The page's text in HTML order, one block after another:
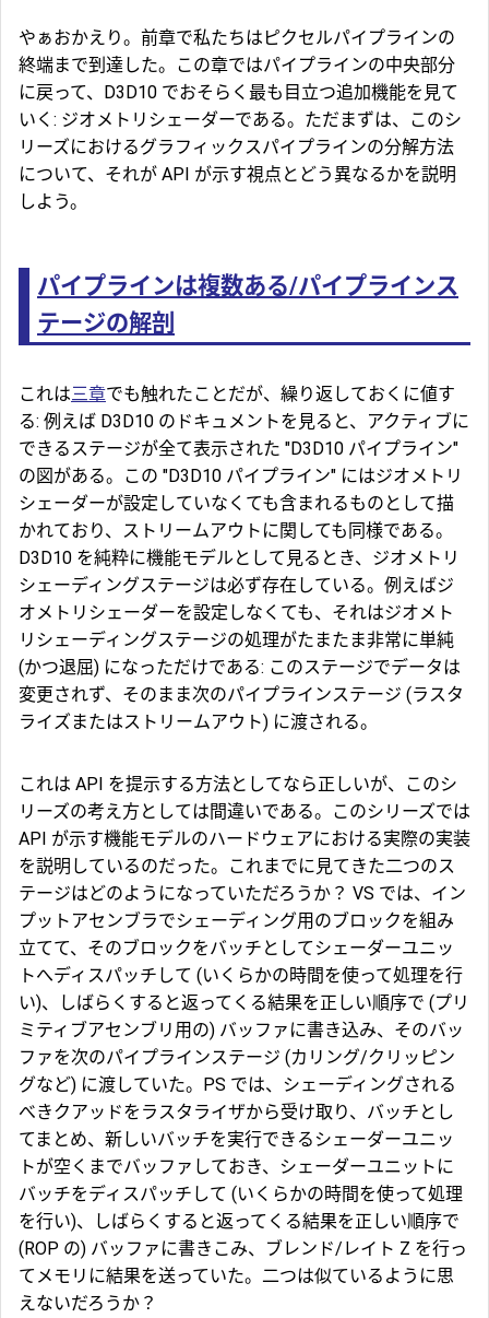
やぁおかえり。前章で私たちはピクセルパイプラインの
終端まで到達した。この章ではパイプラインの中央部分
に戻って、D3D10 でおそらく最も目立つ追加機能を見て
いく: ジオメトリシェーダーである。ただまずは、このシ
リーズにおけるグラフィックスパイプラインの分解方法
について、それが API が示す視点とどう異なるかを説明
しよう。
パイプラインは複数ある/パイプラインス
テージの解剖
これは三章でも触れたことだが、繰り返しておくに値す
る: 例えば D3D10 のドキュメントを見ると、アクティブに
できるステージが全て表示された "D3D10 パイプライン"
の図がある。この "D3D10 パイプライン" にはジオメトリ
シェーダーが設定していなくても含まれるものとして描
かれており、 ストリームアウト に関しても同様である。
D3D10 を純粋に機能モデルとして見るとき、ジオメトリ
シェーディングステージは必ず存在している。例えばジ
オメトリシェーダーを設定しなくても、それはジオメト
リシェーディングステージの処理がたまたま非常に単純
(かつ退屈) になっただけである: このステージでデータは
変更されず、そのまま次のパイプラインステージ (ラスタ
ライズまたはストリームアウト) に渡される。
これは API を提示する方法としてなら正しいが、このシ
リーズの考え方としては間違いである。このシリーズでは
API が示す機能モデルのハードウェアにおける実際の実装
を説明しているのだった。これまでに見てきた二つのス
テージはどのようになっていただろうか？ VS では、イン
プットアセンブラでシェーディング用のブロックを組み
立てて、そのブロックをバッチとしてシェーダーユニッ
トへディスパッチして (いくらかの時間を使って処理を行
い)、しばらくすると返ってくる結果を正しい順序で (プリ
ミティブアセンブリ用の) バッファに書き込み、そのバッ
ファを次のパイプラインステージ (カリング/クリッピン
グなど) に渡していた。
PS では、シェーディングされる
べきクアッドをラスタライザから受け取り、バッチとし
てまとめ、新しいバッチを実行できるシェーダーユニッ
トが空くまでバッファしておき、シェーダーユニットに
バッチをディスパッチして (いくらかの時間を使って処理
を行い)、しばらくすると返ってくる結果を正しい順序で
(ROP の) バッファに書きこみ、ブレンド/レイト Z を行っ
てメモリに結果を送っていた。二つは似ているように思
えないだろうか？